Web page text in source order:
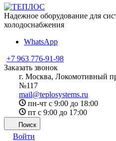
Надежное оборудование для
холодоснабжения
WhatsApp
+7 963 776-91-98
Заказать звонок
г. Москва, Локомотивный
№117
mail@teplosystems.ru
пн-чт с 9:00 до 18:00
пт с 9:00 до 17:00
Поиск
Войти